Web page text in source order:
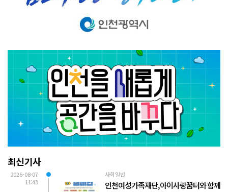
최신기사
2026-08-07
11:43
사회일반
인천여성가족재단, 아이사랑꿈터와 함께